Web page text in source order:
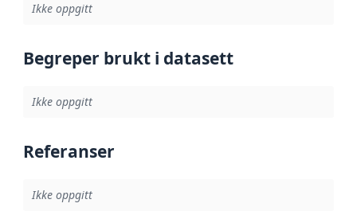
Ikke oppgitt
Begreper brukt i datasett
Ikke oppgitt
Referanser
Ikke oppgitt